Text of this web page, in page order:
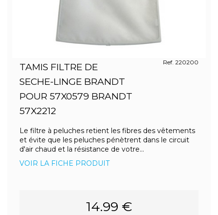
TAMIS FILTRE DE
SECHE-LINGE BRANDT
POUR 57X0579 BRANDT
57X2212
Ref. 220200
Le filtre à peluches retient les fibres des vêtements
et évite que les peluches pénètrent dans le circuit
d'air chaud et la résistance de votre...
VOIR LA FICHE PRODUIT
14.99 €